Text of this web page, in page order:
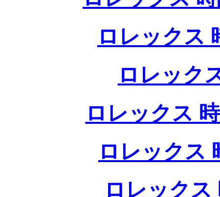
ロレックス
ロレック
ロレックス
ロレックス
ロレックス